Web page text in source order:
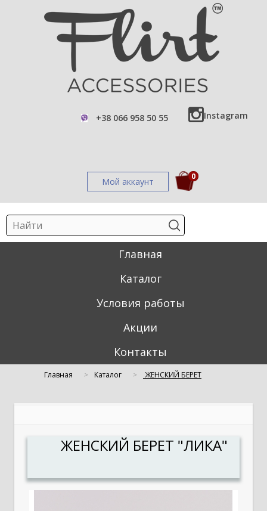
Мой аккаунт
+38 066 958 50 55 Instagram
0
Главная
Каталог
Условия работы
Акции
Контакты
Главная Каталог ЖЕНСКИЙ БЕРЕТ
ЖЕНСКИЙ БЕРЕТ "ЛИКА"